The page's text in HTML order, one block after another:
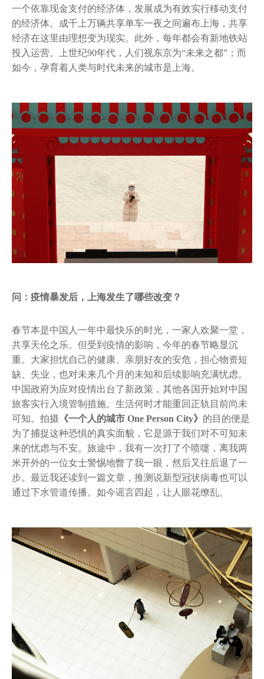
一个依靠现金支付的经济体，发展成为有效实行移动支付
的经济体。成千上万辆共享单车一夜之间遍布上海，共享
经济在这里由理想变为现实。此外，每年都会有新地铁站
投入运营。上世纪90年代，人们视东京为“未来之都”；而
如今，孕育着人类与时代未来的城市是上海。
问：疫情暴发后，上海发生了哪些改变？
春节本是中国人一年中最快乐的时光，一家人欢聚一堂，
共享天伦之乐。但受到疫情的影响，今年的春节略显沉
重。大家担忧自己的健康、亲朋好友的安危，担心物资短
缺、失业，也对未来几个月的未知和后续影响充满忧虑。
中国政府为应对疫情出台了新政策，其他各国开始对中国
旅客实行入境管制措施。生活何时才能重回正轨目前尚未
可知。拍摄 《一个人的城市 One Person City》 的目的便是
为了捕捉这种恐惧的真实面貌，它是源于我们对不可知未
来的忧虑与不安。旅途中，我有一次打了个喷嚏，离我两
米开外的一位女士警惕地瞥了我一眼，然后又往后退了一
步。最近我还读到一篇文章，推测说新型冠状病毒也可以
通过下水管道传播。如今谣言四起，让人眼花缭乱。